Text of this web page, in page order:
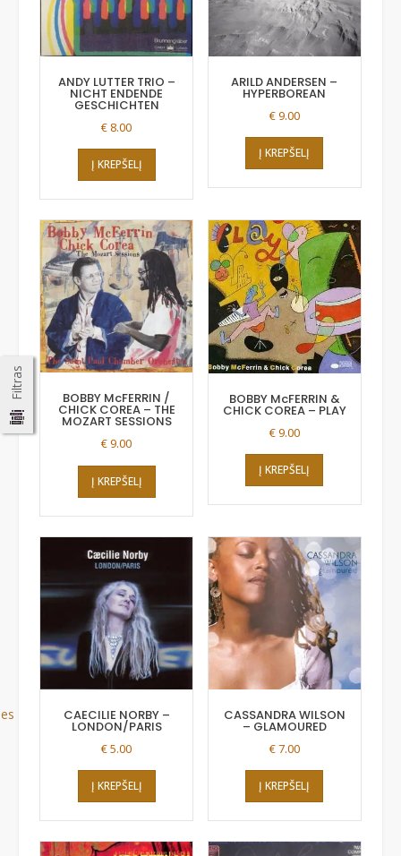
ANDY LUTTER TRIO –
NICHT ENDENDE
GESCHICHTEN
€ 8.00
Į KREPŠELĮ
ARILD ANDERSEN –
HYPERBOREAN
€9.00
Į KREPŠELĮ
BOBBY McFERRIN /
CHICK COREA – THE
MOZART SESSIONS
€9.00
Į KREPŠELĮ
BOBBY McFERRIN &
CHICK COREA – PLAY
€9.00
Į KREPŠELĮ
CAECILIE NORBY ‎–
LONDON/PARIS
€5.00
Į KREPŠELĮ
CASSANDRA WILSON
‎– GLAMOURED
€7.00
Į KREPŠELĮ
Filtras